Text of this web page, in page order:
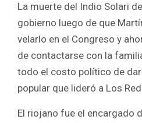
ce
b
o
o
k
tt
er
at
s
A
p
p
ar
e
La muerte del Indio Solari
gobierno luego de que
velarlo en el Congreso y
de contactarse con la
todo el costo político de
popular que lideró a Los
El riojano fue el encargado